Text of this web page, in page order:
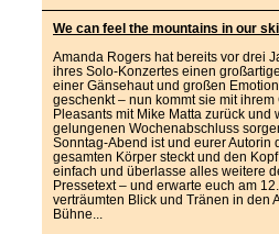
We can feel the mountains in our
Amanda Rogers hat bereits vor drei
ihres Solo-Konzertes einen
einer Gänsehaut und großen
geschenkt – nun kommt sie mit
Pleasants mit Mike Matta zurück und
gelungenen Wochenabschluss
Sonntag-Abend ist und eurer Autorin
gesamten Körper steckt und den
einfach und überlasse alles weitere
Pressetext – und erwarte euch am
verträumten Blick und Tränen in den
Bühne...